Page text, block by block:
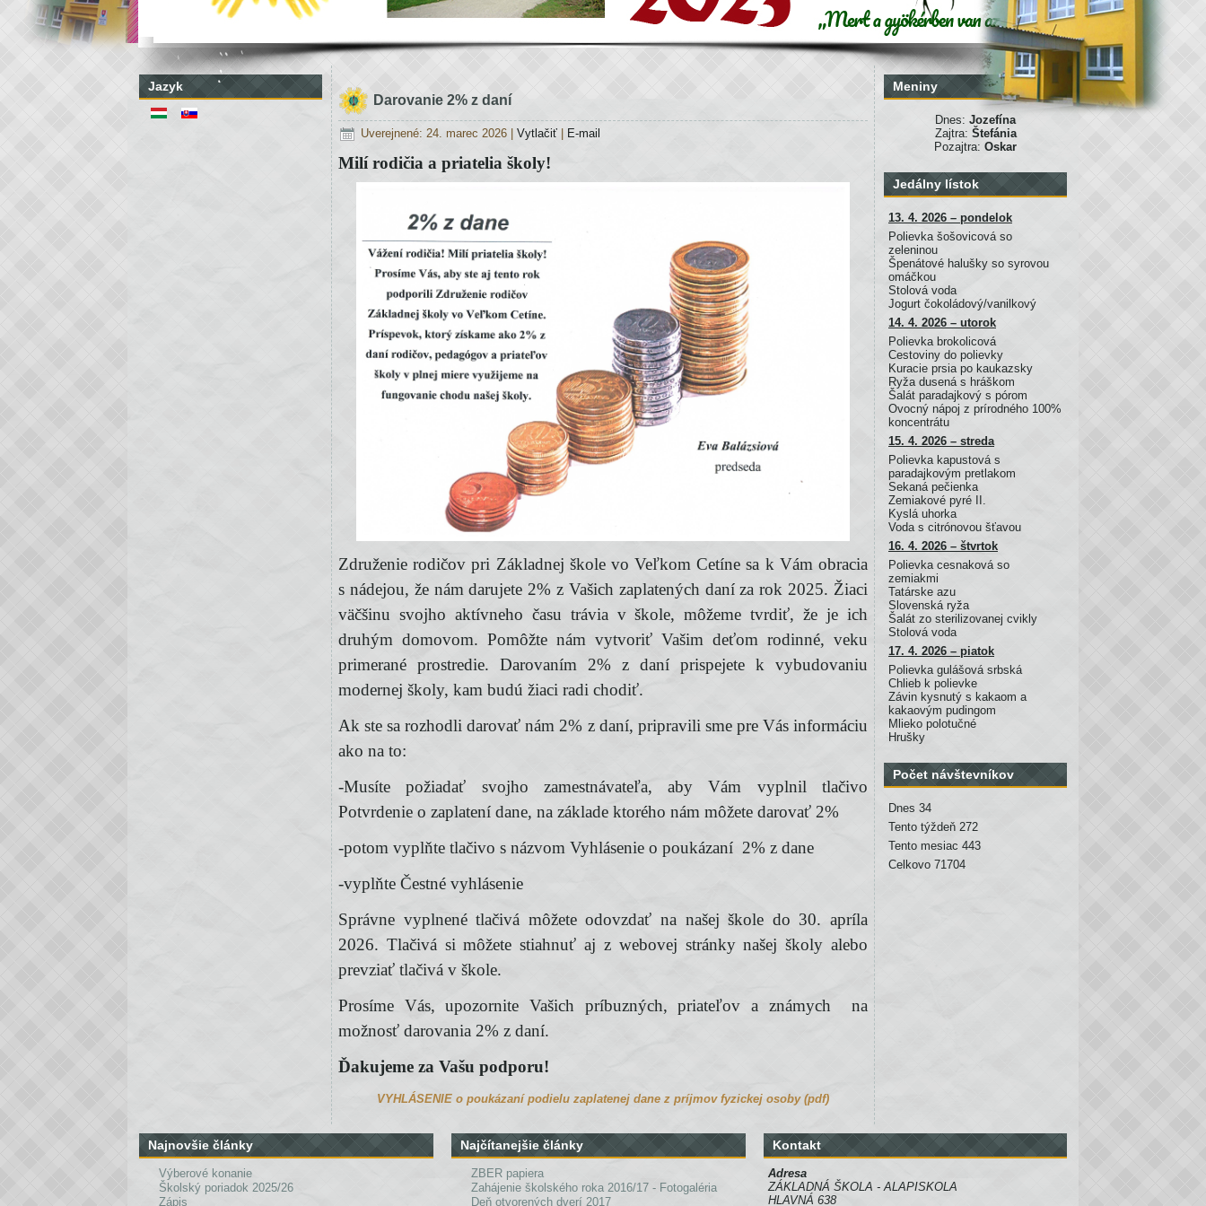
Jazyk
Darovanie 2% z daní
Uverejnené: 24. marec 2026 Vytlačiť E-mail
Milí rodičia a priatelia školy!
Združenie rodičov pri Základnej škole vo Veľkom Cetíne sa k Vám obracia
s nádejou, že nám darujete 2% z Vašich zaplatených daní za rok 2025. Žiaci
väčšinu svojho aktívneho času trávia v škole, môžeme tvrdiť, že je ich
druhým domovom. Pomôžte nám vytvoriť Vašim deťom rodinné, veku
primerané prostredie. Darovaním 2% z daní prispejete k vybudovaniu
modernej školy, kam budú žiaci radi chodiť.
Ak ste sa rozhodli darovať nám 2% z daní, pripravili sme pre Vás informáciu
ako na to:
-Musíte požiadať svojho zamestnávateľa, aby Vám vyplnil tlačivo
Potvrdenie o zaplatení dane, na základe ktorého nám môžete darovať 2%
-potom vyplňte tlačivo s názvom Vyhlásenie o poukázaní 2% z dane
-vyplňte Čestné vyhlásenie
Správne vyplnené tlačivá môžete odovzdať na našej škole do 30. apríla
2026. Tlačivá si môžete stiahnuť aj z webovej stránky našej školy alebo
prevziať tlačivá v škole.
Prosíme Vás, upozornite Vašich príbuzných, priateľov a známych na
možnosť darovania 2% z daní.
Ďakujeme za Vašu podporu!
VYHLÁSENIE o poukázaní podielu zaplatenej dane z príjmov fyzickej osoby (pdf)
Meniny
Dnes: Jozefína
Zajtra: Štefánia
Pozajtra: Oskar
Jedálny lístok
13. 4. 2026 – pondelok
Polievka šošovicová so
zeleninou
Špenátové halušky so syrovou
omáčkou
Stolová voda
Jogurt čokoládový/vanilkový
14. 4. 2026 – utorok
Polievka brokolicová
Cestoviny do polievky
Kuracie prsia po kaukazsky
Ryža dusená s hráškom
Šalát paradajkový s pórom
Ovocný nápoj z prírodného 100%
koncentrátu
15. 4. 2026 – streda
Polievka kapustová s
paradajkovým pretlakom
Sekaná pečienka
Zemiakové pyré II.
Kyslá uhorka
Voda s citrónovou šťavou
16. 4. 2026 – štvrtok
Polievka cesnaková so
zemiakmi
Tatárske azu
Slovenská ryža
Šalát zo sterilizovanej cvikly
Stolová voda
17. 4. 2026 – piatok
Polievka gulášová srbská
Chlieb k polievke
Závin kysnutý s kakaom a
kakaovým pudingom
Mlieko polotučné
Hrušky
Počet návštevníkov
Dnes 34
Tento týždeň 272
Tento mesiac 443
Celkovo 71704
Najnovšie články
Výberové konanie
Školský poriadok 2025/26
Zápis
Najčítanejšie články
ZBER papiera
Zahájenie školského roka 2016/17 - Fotogaléria
Deň otvorených dverí 2017
Kontakt
Adresa
ZÁKLADNÁ ŠKOLA - ALAPISKOLA
HLAVNÁ 638